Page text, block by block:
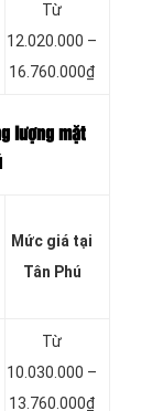
Từ
12.020.000 –
16.760.000₫
lượng mặt
Mức giá tại
Tân Phú
Từ
10.030.000 –
13.760.000₫